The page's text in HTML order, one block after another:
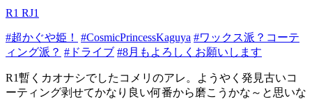
R1 RJ1
#超かぐや姫！ #CosmicPrincessKaguya #ワックス派？コーテ
ィング派？ #ドライブ #8月もよろしくお願いします
R1暫くカオナシでしたコメリのアレ。ようやく発見古いコ
ーティング剥せてかなり良い何番から磨こうかな～と思いな